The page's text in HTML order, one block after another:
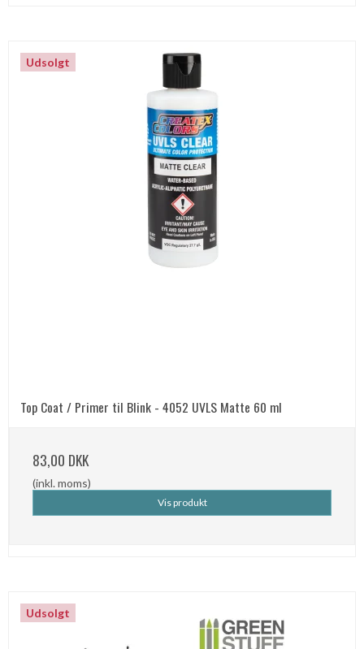
Udsolgt
Top Coat / Primer til Blink - 4052 UVLS Matte 60 ml
83,00 DKK
(inkl. moms)
Vis produkt
Udsolgt